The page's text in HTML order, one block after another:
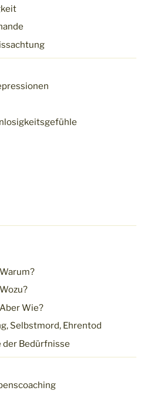
Wie?
Selbstmord, Ehrentod
der Bedürfnisse